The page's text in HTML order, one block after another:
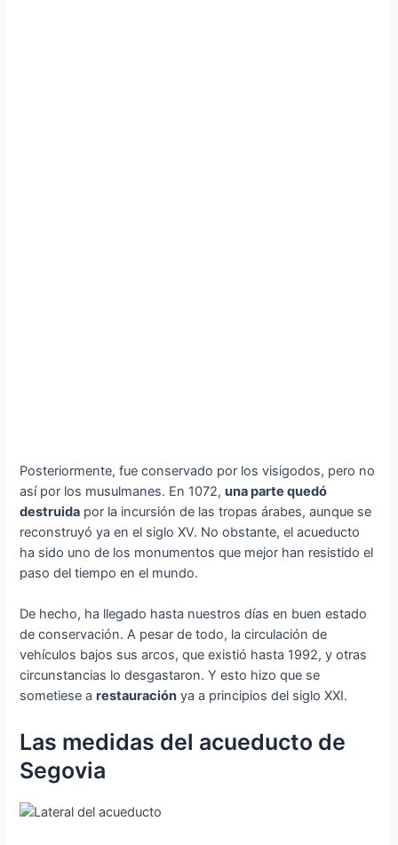
Posteriormente, fue conservado por los visigodos, pero no
así por los musulmanes. En 1072,una parte quedó
destruida por la incursión de las tropas árabes, aunque se
reconstruyó ya en el siglo XV. No obstante, el acueducto
ha sido uno de los monumentos que mejor han resistido el
paso del tiempo en el mundo.
De hecho, ha llegado hasta nuestros días en buen estado
de conservación. A pesar de todo, la circulación de
vehículos bajos sus arcos, que existió hasta 1992, y otras
circunstancias lo desgastaron. Y esto hizo que se
sometiese arestauración ya a principios del siglo XXI.
Las medidas del acueducto de
Segovia